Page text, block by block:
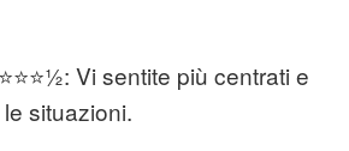
⭐⭐⭐½: Vi sentite più centrati e
situazioni.